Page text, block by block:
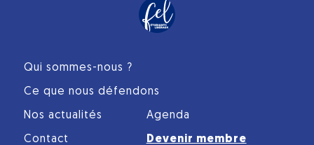
Qui sommes-nous ?
Ce que nous défendons
Nos actualités Agenda
Contact Devenir membre